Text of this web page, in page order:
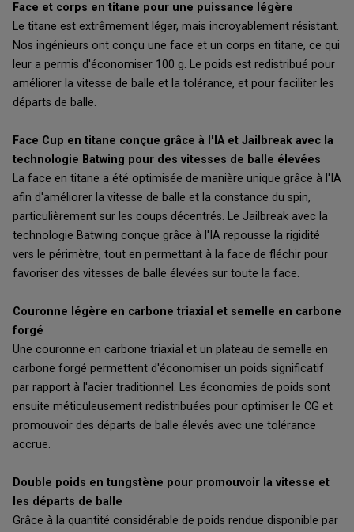
Face et corps en titane pour une puissance légère
Le titane est extrêmement léger, mais incroyablement résistant.
Nos ingénieurs ont conçu une face et un corps en titane, ce qui
leur a permis d'économiser 100 g. Le poids est redistribué pour
améliorer la vitesse de balle et la tolérance, et pour faciliter les
départs de balle.
Face Cup en titane conçue grâce à l'IA et Jailbreak avec la
technologie Batwing pour des vitesses de balle élevées
La face en titane a été optimisée de manière unique grâce à l'IA
afin d'améliorer la vitesse de balle et la constance du spin,
particulièrement sur les coups décentrés. Le Jailbreak avec la
technologie Batwing conçue grâce à l'IA repousse la rigidité
vers le périmètre, tout en permettant à la face de fléchir pour
favoriser des vitesses de balle élevées sur toute la face.
Couronne légère en carbone triaxial et semelle en carbone
forgé
Une couronne en carbone triaxial et un plateau de semelle en
carbone forgé permettent d'économiser un poids significatif
par rapport à l'acier traditionnel. Les économies de poids sont
ensuite méticuleusement redistribuées pour optimiser le CG et
promouvoir des départs de balle élevés avec une tolérance
accrue.
Double poids en tungstène pour promouvoir la vitesse et
les départs de balle
Grâce à la quantité considérable de poids rendue disponible par